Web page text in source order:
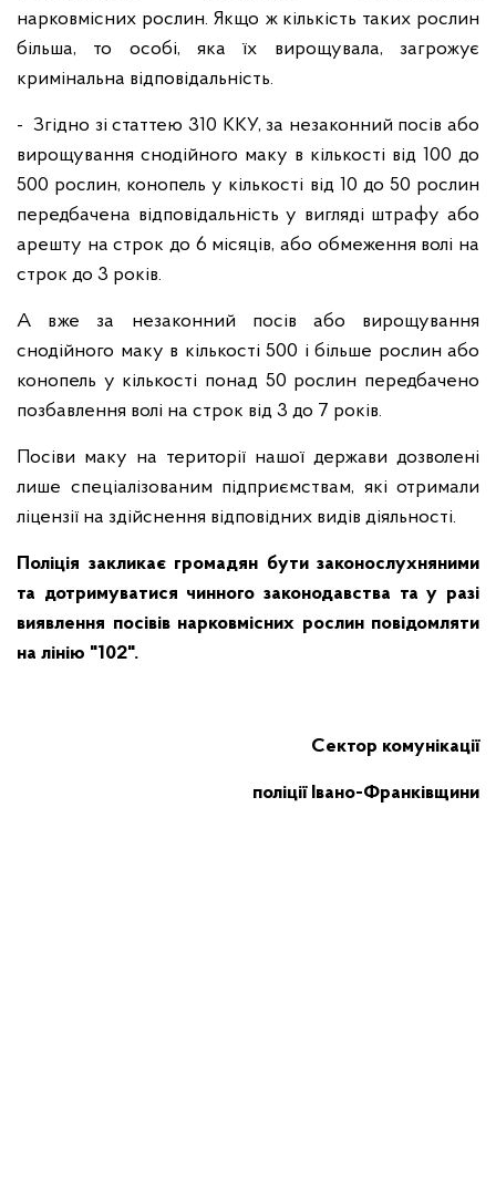
нарковмісних рослин. Якщо ж кількість таких рослин
більша, то особі, яка їх вирощувала, загрожує
кримінальна відповідальність.
- Згідно зі статтею 310 ККУ, за незаконний посів або
вирощування снодійного маку в кількості від 100 до
500 рослин, конопель у кількості від 10 до 50 рослин
передбачена відповідальність у вигляді штрафу або
арешту на строк до 6 місяців, або обмеження волі на
строк до 3 років.
А вже за незаконний посів або вирощування
снодійного маку в кількості 500 і більше рослин або
конопель у кількості понад 50 рослин передбачено
позбавлення волі на строк від 3 до 7 років.
Посіви маку на території нашої держави дозволені
лише спеціалізованим підприємствам, які отримали
ліцензії на здійснення відповідних видів діяльності.
Поліція закликає громадян бути законослухняними
та дотримуватися чинного законодавства та у разі
виявлення посівів нарковмісних рослин повідомляти
на лінію "102".
Сектор комунікації
поліції Івано-Франківщини